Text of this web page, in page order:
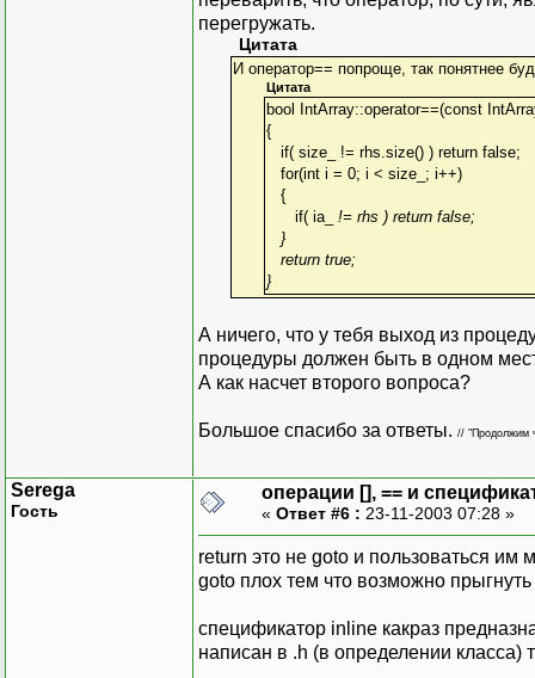
перегружать.
Цитата
И оператор== попроще, так понятнее
Цитата
bool IntArray::operator==(const
{
if( size_ != rhs.size() ) return false;
for(int i = 0; i < size_; i++)
{
if( ia_
!= rhs ) return false;
}
return true;
}
А ничего, что у тебя выход из
процедуры должен быть в одном
А как насчет второго вопроса?
Большое спасибо за ответы. // "Продолжим
Serega
Гость
операции [], == и
« Ответ #6 : 23-11-2003 07:28 »
return это не goto и пользоваться
goto плох тем что возможно
спецификатор inline какраз
написан в .h (в определении